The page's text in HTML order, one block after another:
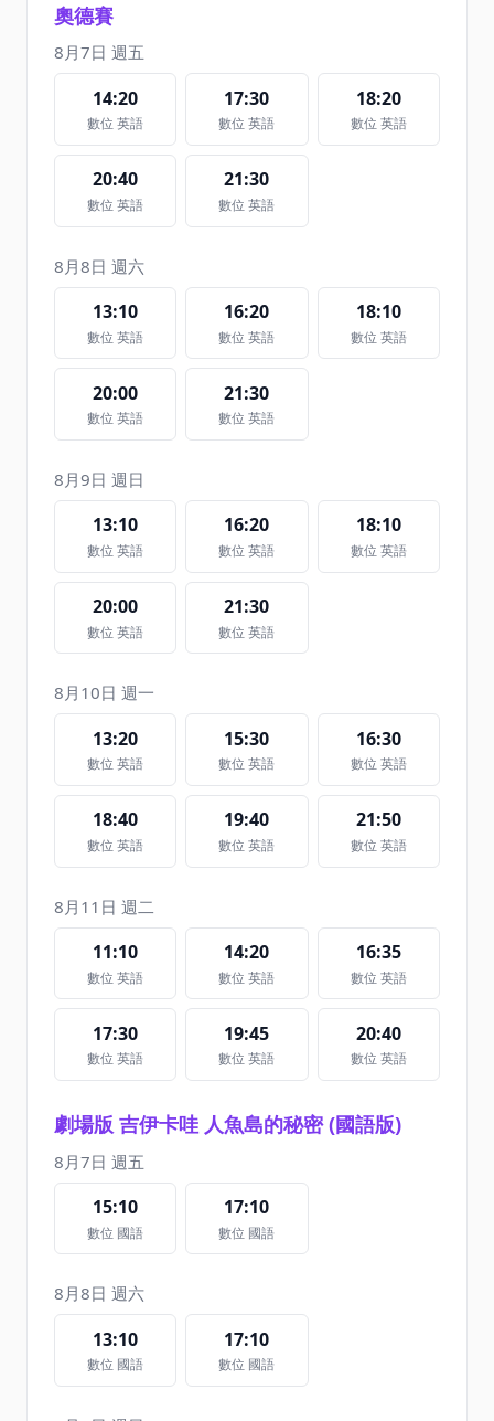
奧德賽
8月7日 週五
14:20
數位 英語
17:30
數位 英語
18:20
數位 英語
20:40
數位 英語
21:30
數位 英語
8月8日 週六
13:10
數位 英語
16:20
數位 英語
18:10
數位 英語
20:00
數位 英語
21:30
數位 英語
8月9日 週日
13:10
數位 英語
16:20
數位 英語
18:10
數位 英語
20:00
數位 英語
21:30
數位 英語
8月10日 週一
13:20
數位 英語
15:30
數位 英語
16:30
數位 英語
18:40
數位 英語
19:40
數位 英語
21:50
數位 英語
8月11日 週二
11:10
數位 英語
14:20
數位 英語
16:35
數位 英語
17:30
數位 英語
19:45
數位 英語
20:40
數位 英語
劇場版 吉伊卡哇 人魚島的秘密 (國語版)
8月7日 週五
15:10
數位 國語
17:10
數位 國語
8月8日 週六
13:10
數位 國語
17:10
數位 國語